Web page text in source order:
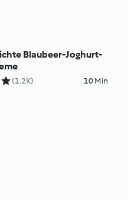
Blaubeer-Joghurt-
(1.2K) 10 Min